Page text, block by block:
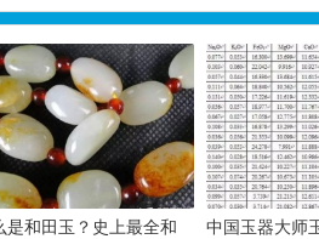
是和田玉？史上最全和
中国玉器大师